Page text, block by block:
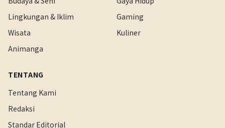
Lingkungan & Iklim
Gaming
Wisata
Kuliner
Animanga
TENTANG
Tentang Kami
Redaksi
Standar Editorial